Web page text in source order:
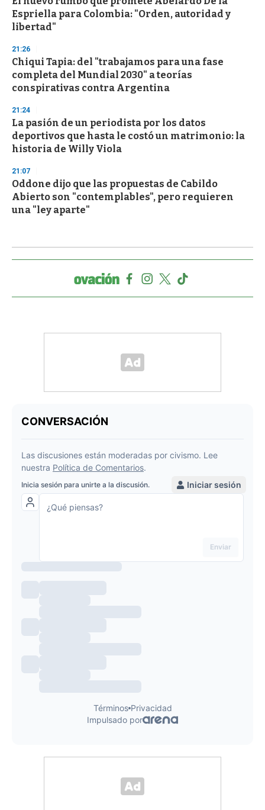
Espriella para Colombia: "Orden, autoridad y
libertad"
21:26
Chiqui Tapia: del "trabajamos para una fase
completa del Mundial 2030" a teorías
conspirativas contra Argentina
21:24
La pasión de un periodista por los datos
deportivos que hasta le costó un matrimonio: la
historia de Willy Viola
21:07
Oddone dijo que las propuestas de Cabildo
Abierto son "contemplables", pero requieren
una "ley aparte"